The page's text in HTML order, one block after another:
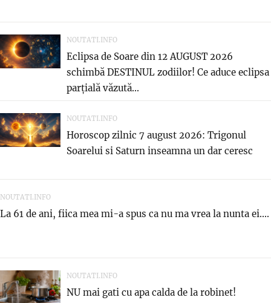
NOUTATI.INFO
Eclipsa de Soare din 12 AUGUST 2026
schimbă DESTINUL zodiilor! Ce aduce eclipsa
parțială văzută...
NOUTATI.INFO
Horoscop zilnic 7 august 2026: Trigonul
Soarelui si Saturn inseamna un dar ceresc
NOUTATI.INFO
La 61 de ani, fiica mea mi-a spus ca nu ma vrea la nunta ei....
NOUTATI.INFO
NU mai gati cu apa calda de la robinet!